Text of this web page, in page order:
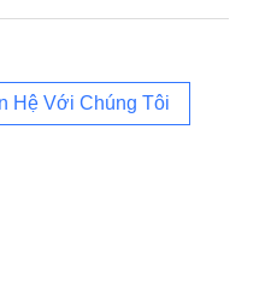
Hệ Với Chúng Tôi